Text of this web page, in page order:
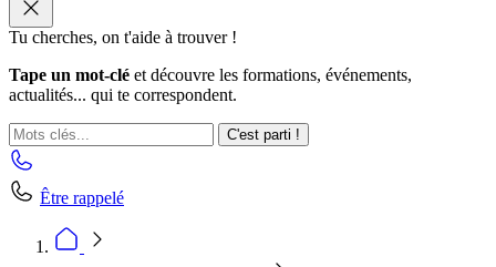
Tu cherches, on t'aide à trouver !
Tape un mot-clé et découvre les formations, événements,
actualités... qui te correspondent.
C'est parti !
Être rappelé